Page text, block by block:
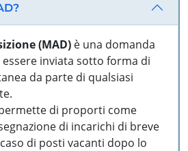
(MAD) è una domanda
inviata sotto forma di
da parte di qualsiasi
di proporti come
di incarichi di breve
di posti vacanti dopo lo